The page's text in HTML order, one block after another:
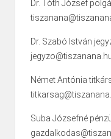
Dr. Tóth József
Dr. Szabó István
Német Antónia
Suba Józsefné